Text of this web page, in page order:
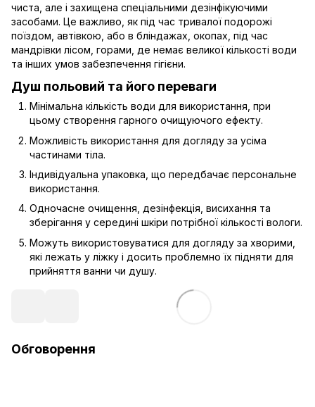
чиста, але і захищена спеціальними дезінфікуючими
засобами. Це важливо, як під час тривалої подорожі
поїздом, автівкою, або в бліндажах, окопах, під час
мандрівки лісом, горами, де немає великої кількості води
та інших умов забезпечення гігієни.
Душ польовий та його переваги
Мінімальна кількість води для використання, при
цьому створення гарного очищуючого ефекту.
Можливість використання для догляду за усіма
частинами тіла.
Індивідуальна упаковка, що передбачає персональне
використання.
Одночасне очищення, дезінфекція, висихання та
зберігання у середині шкіри потрібної кількості вологи.
Можуть використовуватися для догляду за хворими,
які лежать у ліжку і досить проблемно їх підняти для
прийняття ванни чи душу.
Обговорення